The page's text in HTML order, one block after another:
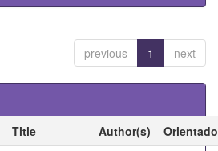
previous 1 next
Title Author(s)